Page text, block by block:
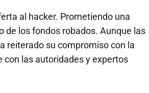
al hacker. Prometiendo una
de los fondos robados. Aunque las
reiterado su compromiso con la
con las autoridades y expertos